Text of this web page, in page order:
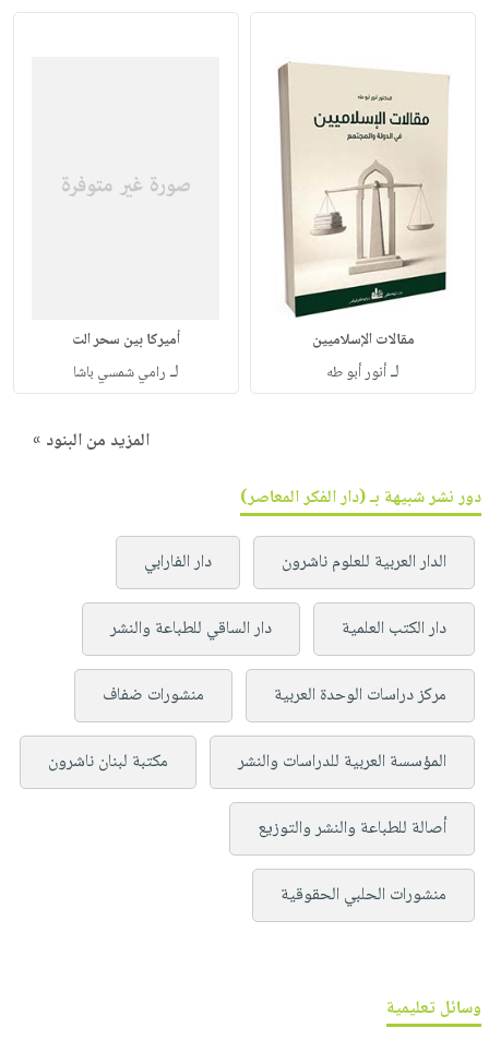
مقالات الإسلاميين
لـأنور أبو طه
أميركا بين سحر الت
لـ رامي شمسي باشا
المزيد من البنود »
دور نشر شبيهة بـ (دار الفكر المعاصر)
الدار العربية للعلوم ناشرون دار الفارابي
دار الكتب العلمية دار الساقي للطباعة والنشر
مركز دراسات الوحدة العربية منشورات ضفاف
المؤسسة العربية للدراسات والنشر مكتبة لبنان ناشرون
أصالة للطباعة والنشر والتوزيع
منشورات الحلبي الحقوقية
وسائل تعليمية